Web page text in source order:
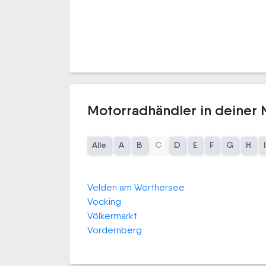
Motorradhändler in deiner
Alle A B C D E F G H I
Velden am Wörthersee
Vocking
Völkermarkt
Vordernberg